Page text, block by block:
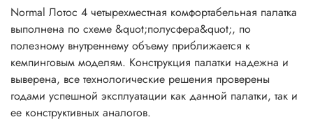
высокую надежность и комфорт при эксплуатации палатки
Нормал Лотос 4 в различных климатических условиях.
Normal Лотос 4 четырехместная комфортабельная палатка
выполнена по схеме &quot;полусфера&quot;, по
полезному внутреннему объему приближается к
кемпинговым моделям. Конструкция палатки надежна и
выверена, все технологические решения проверены
годами успешной эксплуатации как данной палатки, так и
ее конструктивных аналогов.